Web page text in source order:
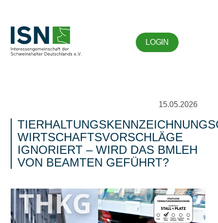
LOGIN
15.05.2026
WIRTSCHAFTSVORSCHLÄGE
IGNORIERT – WIRD DAS BMLEH
VON BEAMTEN GEFÜHRT?